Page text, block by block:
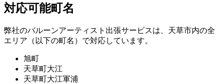
対応可能町名
弊社のバルーンアーティスト出張サービスは、天草市内の全
エリア（以下の町名）で対応しています。
旭町
天草町大江
天草町大江軍浦